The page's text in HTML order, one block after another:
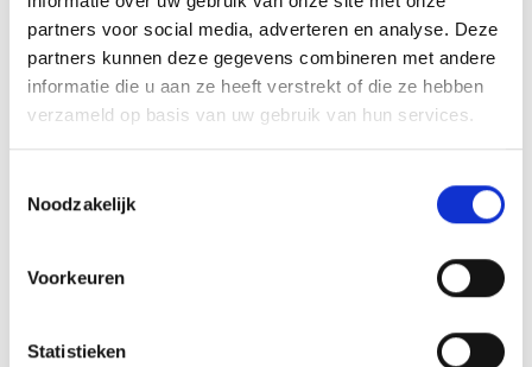
partners voor social media, adverteren en analyse. Deze
partners kunnen deze gegevens combineren met andere
informatie die u aan ze heeft verstrekt of die ze hebben
verzameld op basis van uw gebruik van hun services.
Noodzakelijk
Voorkeuren
Statistieken